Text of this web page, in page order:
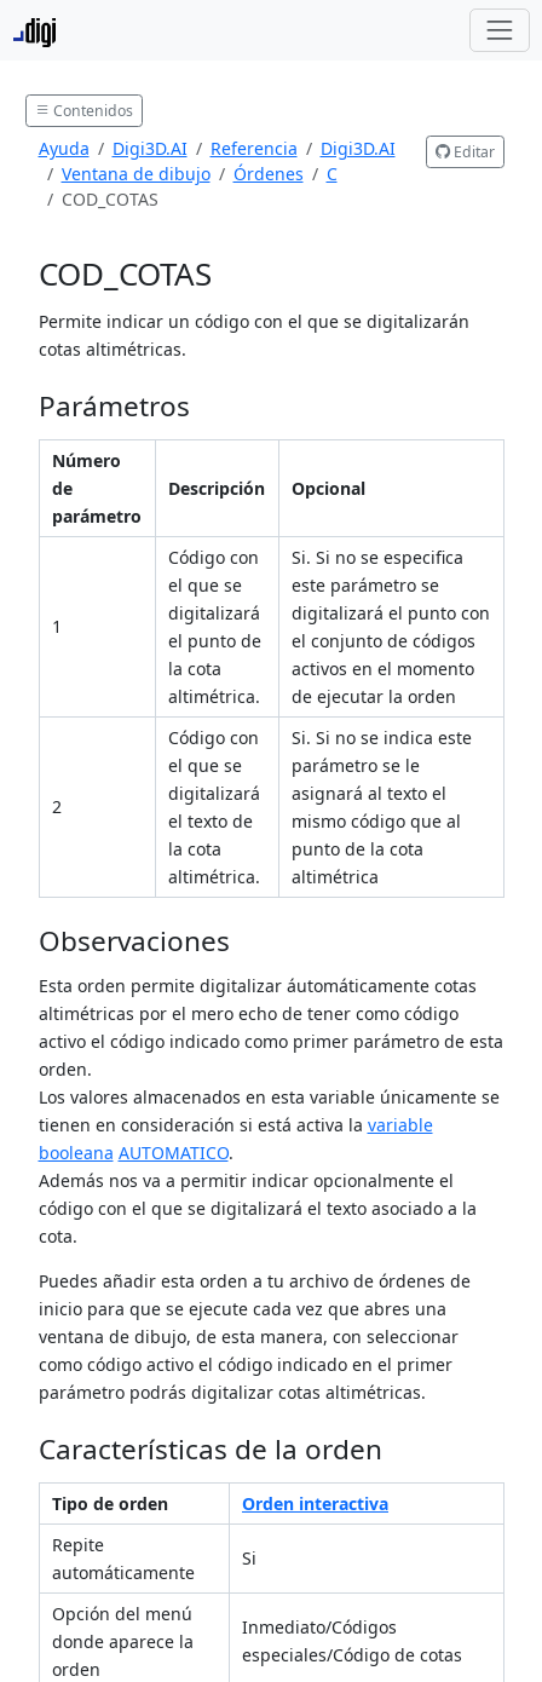
Contenidos
Ayuda Digi3D.AI Referencia
Digi3D.AI
Ventana de dibujo
Órdenes
C
COD_COTAS
Editar
COD_COTAS
Permite indicar un código con el que se digitalizarán
cotas altimétricas.
Parámetros
Número
de
parámetro
Descripción Opcional
1
Código con
el que se
digitalizará
el punto de
la cota
altimétrica.
Si. Si no se especifica
este parámetro se
digitalizará el punto con
el conjunto de códigos
activos en el momento
de ejecutar la orden
2
Código con
el que se
digitalizará
el texto de
la cota
altimétrica.
Si. Si no se indica este
parámetro se le
asignará al texto el
mismo código que al
punto de la cota
altimétrica
Observaciones
Esta orden permite digitalizar áutomáticamente cotas
altimétricas por el mero echo de tener como código
activo el código indicado como primer parámetro de esta
orden.
Los valores almacenados en esta variable únicamente se
tienen en consideración si está activa la variable
booleana AUTOMATICO.
Además nos va a permitir indicar opcionalmente el
código con el que se digitalizará el texto asociado a la
cota.
Puedes añadir esta orden a tu archivo de órdenes de
inicio para que se ejecute cada vez que abres una
ventana de dibujo, de esta manera, con seleccionar
como código activo el código indicado en el primer
parámetro podrás digitalizar cotas altimétricas.
Características de la orden
Tipo de orden
Orden interactiva
Repite
automáticamente
Si
Opción del menú
donde aparece la
orden
Inmediato/Códigos
especiales/Código de cotas